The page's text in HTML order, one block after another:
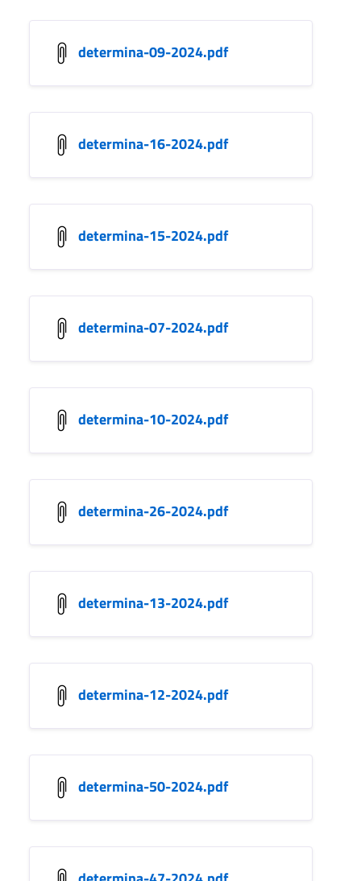
determina-09-2024.pdf
determina-16-2024.pdf
determina-15-2024.pdf
determina-07-2024.pdf
determina-10-2024.pdf
determina-26-2024.pdf
determina-13-2024.pdf
determina-12-2024.pdf
determina-50-2024.pdf